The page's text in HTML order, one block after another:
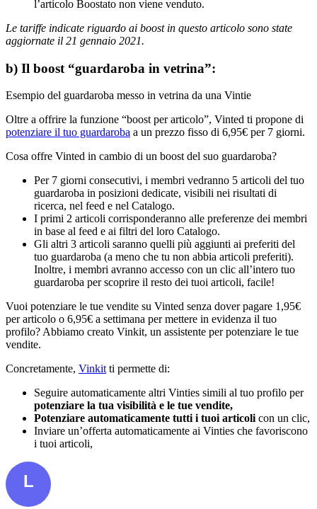
l’articolo Boostato non viene venduto.
Le tariffe indicate riguardo ai boost in questo articolo sono state
aggiornate il 21 gennaio 2021.
b) Il boost “guardaroba in vetrina”:
Esempio del guardaroba messo in vetrina da una Vintie
Oltre a offrire la funzione “boost per articolo”, Vinted ti propone di
potenziare il tuo guardaroba a un prezzo fisso di 6,95€ per 7 giorni.
Cosa offre Vinted in cambio di un boost del suo guardaroba?
Per 7 giorni consecutivi, i membri vedranno 5 articoli del tuo
guardaroba in posizioni dedicate, visibili nei risultati di
ricerca, nel feed e nel Catalogo.
I primi 2 articoli corrisponderanno alle preferenze dei membri
in base al feed e ai filtri del loro Catalogo.
Gli altri 3 articoli saranno quelli più aggiunti ai preferiti del
tuo guardaroba (a meno che tu non abbia articoli preferiti).
Inoltre, i membri avranno accesso con un clic all’intero tuo
guardaroba per scoprire il resto dei tuoi articoli, facile!
Vuoi potenziare le tue vendite su Vinted senza dover pagare 1,95€
per articolo o 6,95€ a settimana per mettere in evidenza il tuo
profilo? Abbiamo creato Vinkit, un assistente per potenziare le tue
vendite.
Concretamente, Vinkit ti permette di:
Seguire automaticamente altri Vinties simili al tuo profilo per
potenziare la tua visibilità e le tue vendite,
Potenziare automaticamente tutti i tuoi articoli con un clic,
Inviare un’offerta automaticamente ai Vinties che favoriscono
i tuoi articoli,